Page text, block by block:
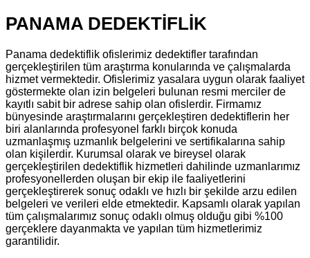
PANAMA DEDEKTİFLİK
Panama dedektiflik ofislerimiz dedektifler tarafından
gerçekleştirilen tüm araştırma konularında ve çalışmalarda
hizmet vermektedir. Ofislerimiz yasalara uygun olarak faaliyet
göstermekte olan izin belgeleri bulunan resmi merciler de
kayıtlı sabit bir adrese sahip olan ofislerdir. Firmamız
bünyesinde araştırmalarını gerçekleştiren dedektiflerin her
biri alanlarında profesyonel farklı birçok konuda
uzmanlaşmış uzmanlık belgelerini ve sertifikalarına sahip
olan kişilerdir. Kurumsal olarak ve bireysel olarak
gerçekleştirilen dedektiflik hizmetleri dahilinde uzmanlarımız
profesyonellerden oluşan bir ekip ile faaliyetlerini
gerçekleştirerek sonuç odaklı ve hızlı bir şekilde arzu edilen
belgeleri ve verileri elde etmektedir. Kapsamlı olarak yapılan
tüm çalışmalarımız sonuç odaklı olmuş olduğu gibi %100
gerçeklere dayanmakta ve yapılan tüm hizmetlerimiz
garantilidir.